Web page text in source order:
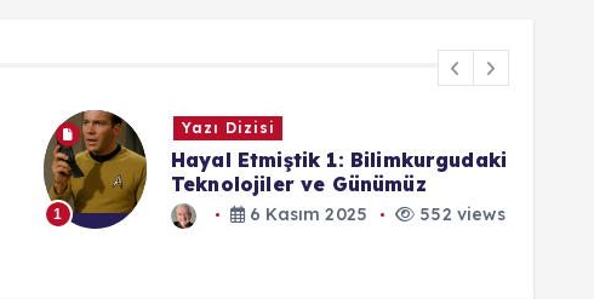
Güncel
Türkiye’den İnsan Manzaraları:
Kurtlar Vadisi Dizisinde
Senaryoda Ölen Hayali Bir
Karakter İçin Verilen Ölüm İlanı